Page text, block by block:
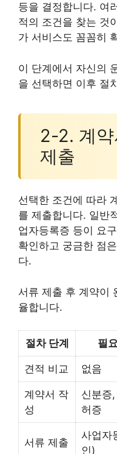
등을 결정합니다. 여
적의 조건을 찾는 것
가 서비스도 꼼꼼히
이 단계에서 자신의
을 선택하면 이후 절
2-2. 계
제출
선택한 조건에 따라
를 제출합니다. 일반
업자등록증 등이 요
확인하고 궁금한 점
다.
서류 제출 후 계약이
율합니다.
절차 단계 필
견적 비교 없음
계약서 작
성
신분증
허증
서류 제출
사업자
인)